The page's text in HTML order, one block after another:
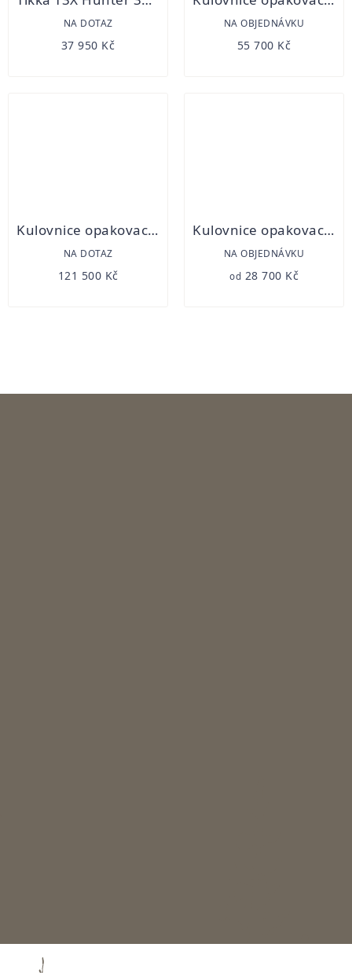
NA DOTAZ
37 950 Kč
NA OBJEDNÁVKU
55 700 Kč
Kulovnice opakovací Merkel RX Helix Wild Boar
NA DOTAZ
121 500 Kč
Kulovnice opakovací Mauser M18 Waldjagd
NA OBJEDNÁVKU
od 28 700 Kč